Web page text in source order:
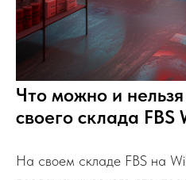
Что можно и
своего склада
На своем складе FBS на